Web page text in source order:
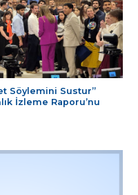
Söylemini Sustur”
İzleme Raporu’nu